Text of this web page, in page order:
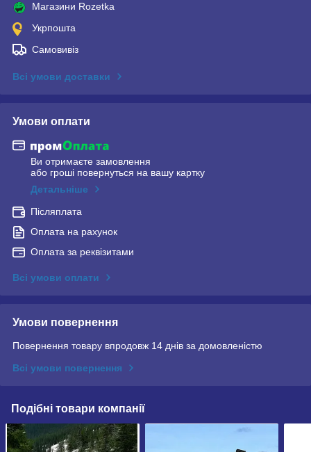
Магазини Rozetka
Укрпошта
Самовивіз
Всі умови доставки
Умови оплати
Ви отримаєте замовлення
або гроші повернуться на вашу картку
Детальніше
Післяплата
Оплата на рахунок
Оплата за реквізитами
Всі умови оплати
Умови повернення
Повернення товару впродовж 14 днів за домовленістю
Всі умови повернення
Подібні товари компанії